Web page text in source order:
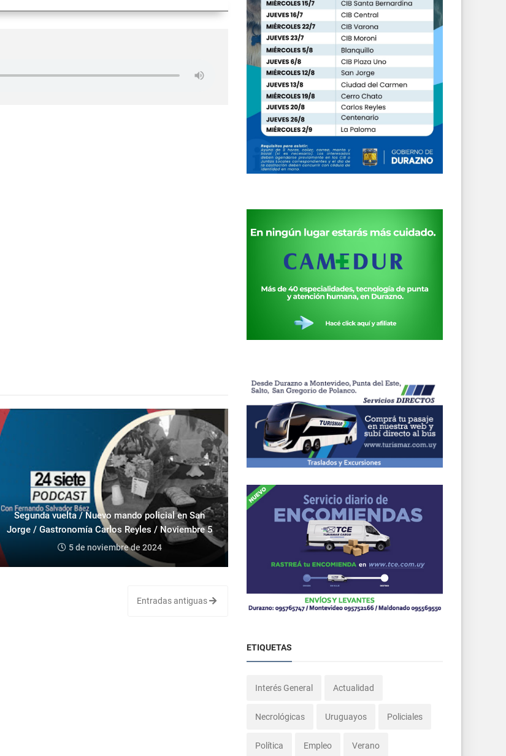
Segunda vuelta / Nuevo mando policial en San
Jorge / Gastronomía Carlos Reyles / Noviembre 5
5 de noviembre de 2024
Entradas antiguas
ETIQUETAS
Interés General Actualidad
Necrológicas Uruguayos Policiales
Política Empleo Verano